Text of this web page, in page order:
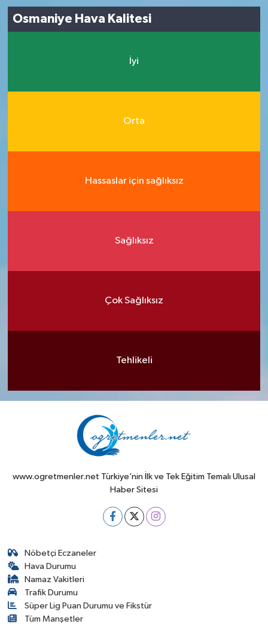
Osmaniye Hava Kalitesi
İyi
Orta
Hassaslar için sağlıksız
Sağlıksız
Çok Sağlıksız
Tehlikeli
www.ogretmenler.net Türkiye’nin İlk ve Tek Eğitim Temalı Ulusal
Haber Sitesi
Nöbetçi Eczaneler
Hava Durumu
Namaz Vakitleri
Trafik Durumu
Süper Lig Puan Durumu ve Fikstür
Tüm Manşetler